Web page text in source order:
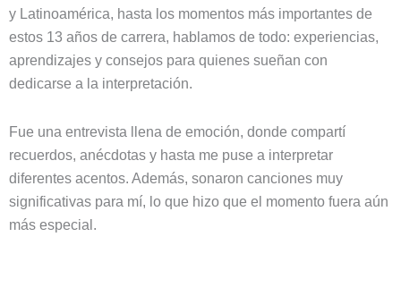
y Latinoamérica, hasta los momentos más importantes de
estos 13 años de carrera, hablamos de todo: experiencias,
aprendizajes y consejos para quienes sueñan con
dedicarse a la interpretación.
Fue una entrevista llena de emoción, donde compartí
recuerdos, anécdotas y hasta me puse a interpretar
diferentes acentos. Además, sonaron canciones muy
significativas para mí, lo que hizo que el momento fuera aún
más especial.